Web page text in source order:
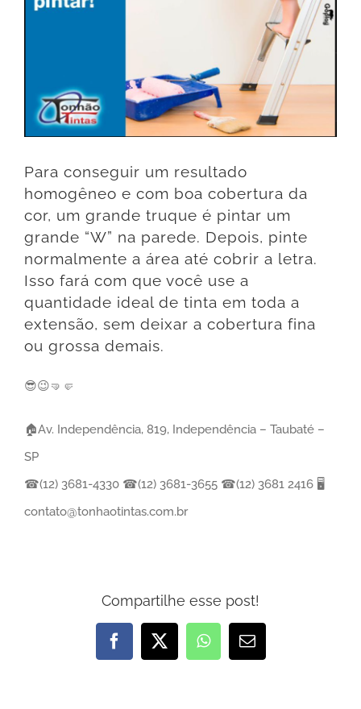
Para conseguir um resultado
homogêneo e com boa cobertura da
cor, um grande truque é pintar um
grande “W” na parede. Depois, pinte
normalmente a área até cobrir a letra.
Isso fará com que você use a
quantidade ideal de tinta em toda a
extensão, sem deixar a cobertura fina
ou grossa demais.
😎😉🤜🤛
🏠Av. Independência, 819, Independência – Taubaté –
SP
☎(12) 3681-4330 ☎(12) 3681-3655 ☎(12) 3681 2416 🖥
contato@tonhaotintas.com.br
Compartilhe esse post!
Facebook
X WhatsApp
E-
mail